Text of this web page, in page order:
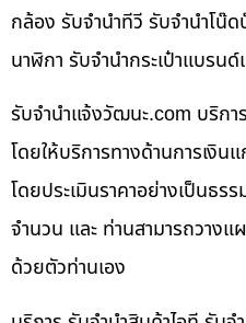
กล้อง รับจำนำทีวี รับจำนำโน๊
นาฬิกา รับจำนำกระเป๋าแบรนด์
รับจํานําแจ้งวัฒนะ.com บริกา
โดยให้บริการทางด้านการเงิน
โดยประเมินราคาอย่างเป็นธร
จำนวน และ ท่านสามารถวางแ
ด้วยตัวท่านเอง